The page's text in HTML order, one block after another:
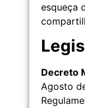
esqueça
Decreto
Agosto